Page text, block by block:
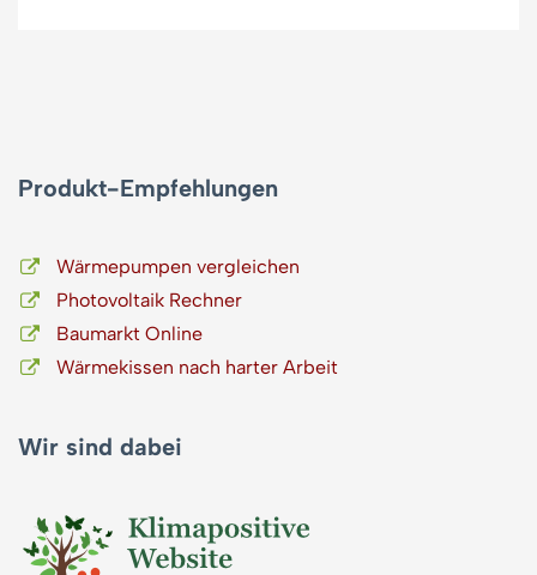
Produkt-Empfehlungen
Wärmepumpen vergleichen
Photovoltaik Rechner
Baumarkt Online
Wärmekissen nach harter Arbeit
Wir sind dabei